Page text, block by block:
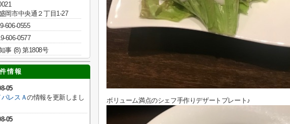
ボリューム満点のシェフ手作りデザートプレート♪
岡市中央通２丁目1-27
606-0555
606-0577
事 (8) 第1808号
情報
05
パレスＡの情報を更新しまし
05